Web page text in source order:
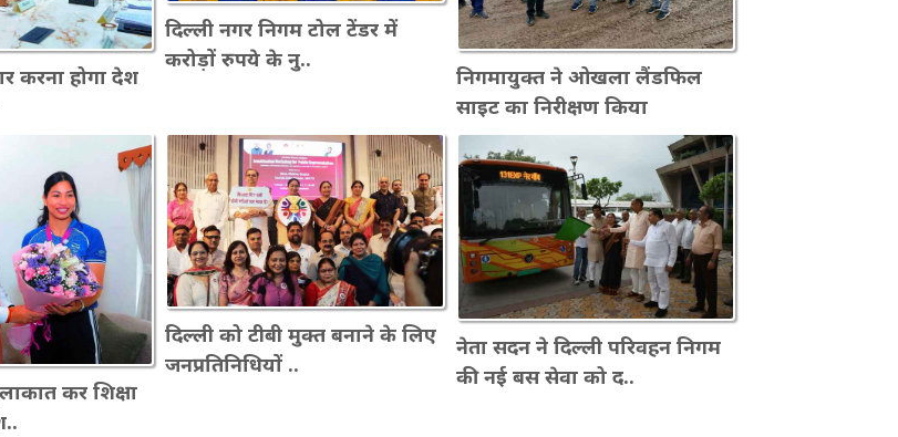
करना होगा देश
दिल्ली नगर निगम टोल टेंडर में
करोड़ों रुपये के नु..
निगमायुक्त ने ओखला लैंडफिल
साइट का निरीक्षण किया
कर शिक्षा
दिल्ली को टीबी मुक्त बनाने के लिए
जनप्रतिनिधियों ..
नेता सदन ने दिल्ली परिवहन निगम
की नई बस सेवा को द..